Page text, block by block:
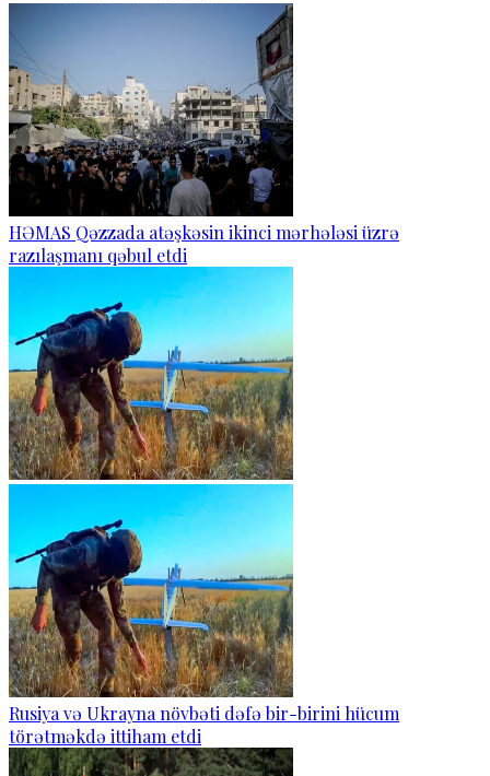
HƏMAS Qəzzada atəşkəsin ikinci mərhələsi üzrə
razılaşmanı qəbul etdi
Rusiya və Ukrayna növbəti dəfə bir-birini hücum
törətməkdə ittiham etdi